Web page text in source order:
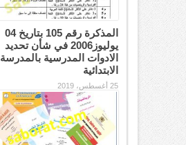
المذكرة رقم 105 بتاريخ 04
يوليوز2006 في شأن تحديد
الادوات المدرسية بالمدرسة
الابتدائية
25 أغسطس، 2019